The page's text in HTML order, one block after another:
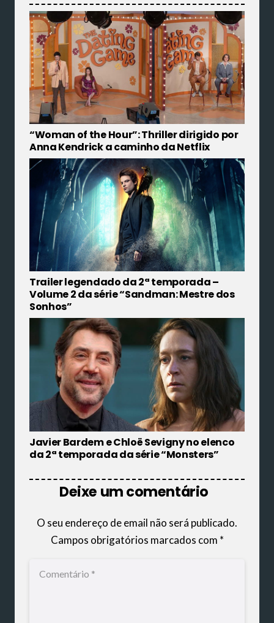
“Woman of the Hour”: Thriller dirigido por
Anna Kendrick a caminho da Netflix
Trailer legendado da 2ª temporada –
Volume 2 da série “Sandman: Mestre dos
Sonhos”
Javier Bardem e Chloë Sevigny no elenco
da 2ª temporada da série “Monsters”
Deixe um comentário
O seu endereço de email não será publicado.
Campos obrigatórios marcados com *